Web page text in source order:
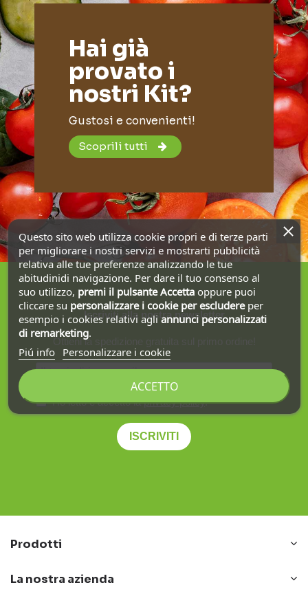
Hai già
provato i
nostri Kit?
Gustosi e convenienti!
Scoprili tutti
Iscriviti alla nostra newsletter
Ottieni la spedizione gratuita sul primo ordine!
Ho letto e accetto laprivacy policy.
ISCRIVITI
Prodotti
La nostra azienda
Questo sito web utilizza cookie propri e di terze parti
per migliorare i nostri servizi e mostrarti pubblicità
relativa alle tue preferenze analizzando le tue
abitudinidi navigazione. Per dare il tuo consenso al
suo utilizzo, premi il pulsante Accettaoppure puoi
cliccare su personalizzare i cookie per escludereper
esempio i cookies relativi agli annunci personalizzati
di remarketing.
Piú info
Personalizzare i cookie
ACCETTO